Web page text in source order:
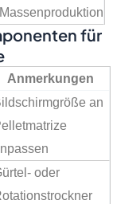
Massenproduktion
für
Anmerkungen
an
oder